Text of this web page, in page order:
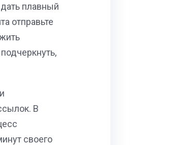
плавный
отправьте
В
своего